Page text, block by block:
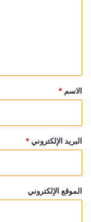
*
الاسم *
البريد الإلكتروني*
الموقع الإلكتروني